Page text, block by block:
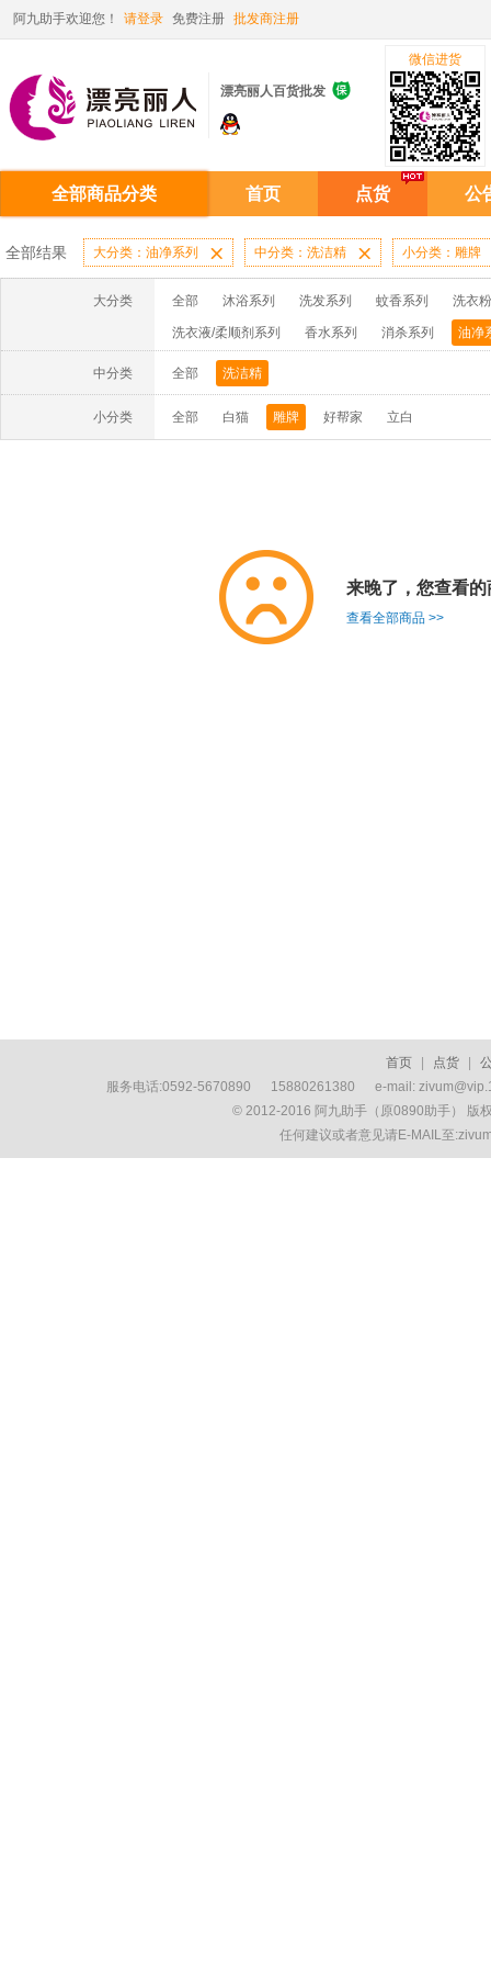
阿九助手欢迎您！ 请登录 免费注册 批发商注册
漂亮丽人百货批发 
微信进货
全部商品分类 首页 点货 公
全部结果 大分类：油净系列  中分类：洗洁精  小分类：雕牌
大分类 全部 沐浴系列 洗发系列 蚊香系列 洗衣
洗衣液/柔顺剂系列 香水系列 消杀系列 油净
啫喱膏/水系列
牙膏系列 牙刷系列 固发定型系列 染发系列
洗洁精系列 保健品系列 雨伞系列家用帆布洗洁
中分类 全部 洗洁精
小分类 全部 白猫 雕牌 好帮家 立白
来晚了，您查看
查看全部商品 >>
首页 点货
服务电话:0592-5670890 15880261380 e-mail:
© 2012-2016 阿九助手（原0890助手） 版
任何建议或者意见请E-MAIL至